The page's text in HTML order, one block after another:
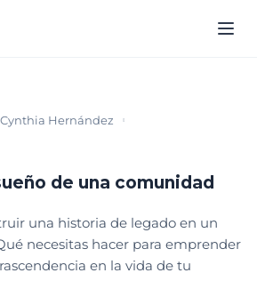
Cynthia Hernández
de una comunidad
una historia de legado en un
necesitas hacer para emprender
en la vida de tu